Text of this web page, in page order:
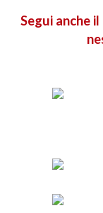
Segui anche